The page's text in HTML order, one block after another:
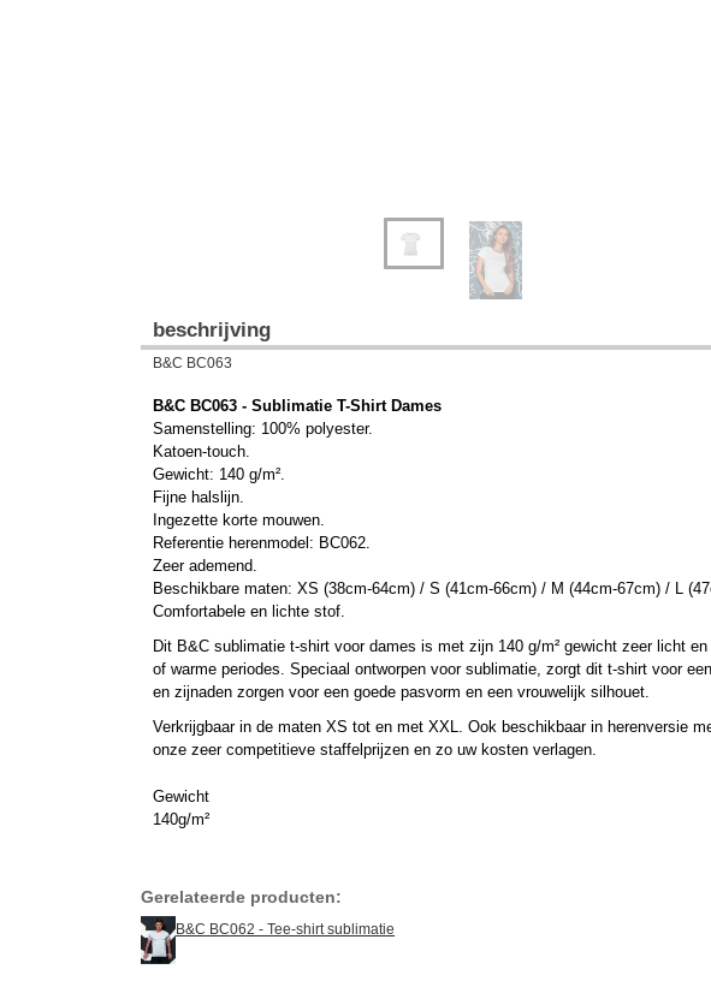
beschrijving
B&C BC063
B&C BC063 - Sublimatie T-Shirt Dames
Samenstelling: 100% polyester.
Katoen-touch.
Gewicht: 140 g/m².
Fijne halslijn.
Ingezette korte mouwen.
Referentie herenmodel: BC062.
Zeer ademend.
Beschikbare maten: XS (38cm-64cm) / S (41cm-66cm) / M (44cm-67cm) / L
Comfortabele en lichte stof.
Dit B&C sublimatie t-shirt voor dames is met zijn 140 g/m² gewicht zeer licht
of warme periodes. Speciaal ontworpen voor sublimatie, zorgt dit t-shirt voor
en zijnaden zorgen voor een goede pasvorm en een vrouwelijk silhouet.
Verkrijgbaar in de maten XS tot en met XXL. Ook beschikbaar in herenversie
onze zeer competitieve staffelprijzen en zo uw kosten verlagen.
Gewicht
140g/m²
Gerelateerde producten:
B&C BC062 - Tee-shirt sublimatie